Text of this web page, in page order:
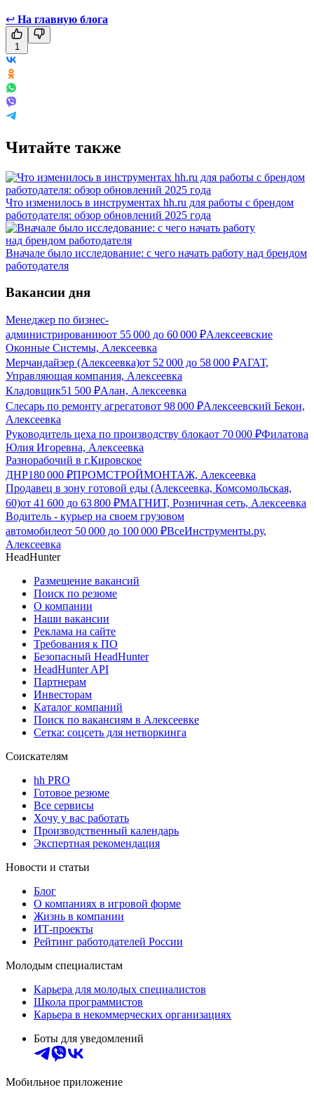
↩ На главную блога
1
Читайте также
Что изменилось в инструментах hh.ru для работы с брендом
работодателя: обзор обновлений 2025 года
Вначале было исследование: с чего начать работу над брендом
работодателя
Вакансии дня
Менеджер по бизнес-
администрированиюот 55 000 до 60 000 ₽Алексеевские
Оконные Системы, Алексеевка
Мерчандайзер (Алексеевка)от 52 000 до 58 000 ₽АГАТ,
Управляющая компания, Алексеевка
Кладовщик51 500 ₽Алан, Алексеевка
Слесарь по ремонту агрегатовот 98 000 ₽Алексеевский Бекон,
Алексеевка
Руководитель цеха по производству блокаот 70 000 ₽Филатова
Юлия Игоревна, Алексеевка
Разнорабочий в г.Кировское
ДНР180 000 ₽ПРОМСТРОЙМОНТАЖ, Алексеевка
Продавец в зону готовой еды (Алексеевка, Комсомольская,
60)от 41 600 до 63 800 ₽МАГНИТ, Розничная сеть, Алексеевка
Водитель - курьер на своем грузовом
автомобилеот 50 000 до 100 000 ₽ВсеИнструменты.ру,
Алексеевка
HeadHunter
Размещение вакансий
Поиск по резюме
О компании
Наши вакансии
Реклама на сайте
Требования к ПО
Безопасный HeadHunter
HeadHunter API
Партнерам
Инвесторам
Каталог компаний
Поиск по вакансиям в Алексеевке
Сетка: соцсеть для нетворкинга
Соискателям
hh PRO
Готовое резюме
Все сервисы
Хочу у вас работать
Производственный календарь
Экспертная рекомендация
Новости и статьи
Блог
О компаниях в игровой форме
Жизнь в компании
ИТ-проекты
Рейтинг работодателей России
Молодым специалистам
Карьера для молодых специалистов
Школа программистов
Карьера в некоммерческих организациях
Боты для уведомлений
Мобильное приложение